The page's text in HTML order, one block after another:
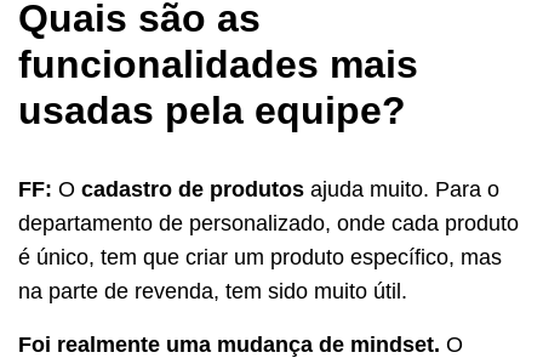
Quais são as
funcionalidades mais
usadas pela equipe?
FF: O cadastro de produtos ajuda muito. Para o
departamento de personalizado, onde cada produto
é único, tem que criar um produto específico, mas
na parte de revenda, tem sido muito útil.
Foi realmente uma mudança de mindset. O